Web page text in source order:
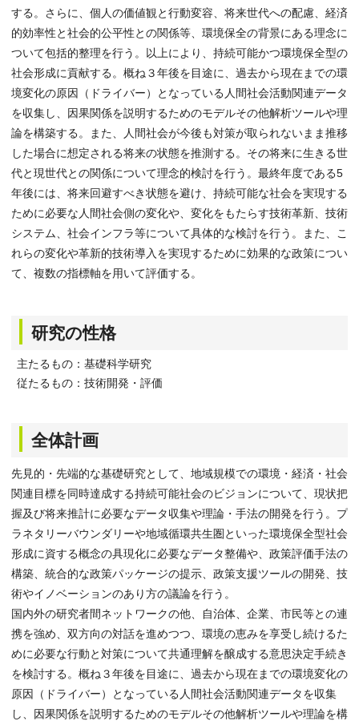
する。さらに、個人の価値観と行動変容、将来世代への配慮、経済
的効率性と社会的公平性との関係等、環境保全の背景にある理念に
ついて包括的整理を行う。以上により、持続可能かつ環境保全型の
社会形成に貢献する。概ね３年後を目途に、過去から現在までの環
境変化の原因（ドライバー）となっている人間社会活動関連データ
を収集し、因果関係を説明するためのモデルその他解析ツールや理
論を構築する。また、人間社会が今後も対策が取られないまま推移
した場合に想定される将来の状態を推測する。その将来に生きる世
代と現世代との関係について理念的検討を行う。最終年度である5
年後には、将来回避すべき状態を避け、持続可能な社会を実現する
ために必要な人間社会側の変化や、変化をもたらす技術革新、技術
システム、社会インフラ等について具体的な検討を行う。また、こ
れらの変化や革新的技術導入を実現するために効果的な政策につい
て、複数の指標軸を用いて評価する。
研究の性格
主たるもの：基礎科学研究
従たるもの：技術開発・評価
全体計画
先見的・先端的な基礎研究として、地域規模での環境・経済・社会
関連目標を同時達成する持続可能社会のビジョンについて、現状把
握及び将来推計に必要なデータ収集や理論・手法の開発を行う。プ
ラネタリーバウンダリーや地域循環共生圏といった環境保全型社会
形成に資する概念の具現化に必要なデータ整備や、政策評価手法の
構築、統合的な政策パッケージの提示、政策支援ツールの開発、技
術やイノベーションのあり方の議論を行う。
国内外の研究者間ネットワークの他、自治体、企業、市民等との連
携を強め、双方向の対話を進めつつ、環境の恵みを享受し続けるた
めに必要な行動と対策について共通理解を醸成する意思決定手続き
を検討する。概ね３年後を目途に、過去から現在までの環境変化の
原因（ドライバー）となっている人間社会活動関連データを収集
し、因果関係を説明するためのモデルその他解析ツールや理論を構